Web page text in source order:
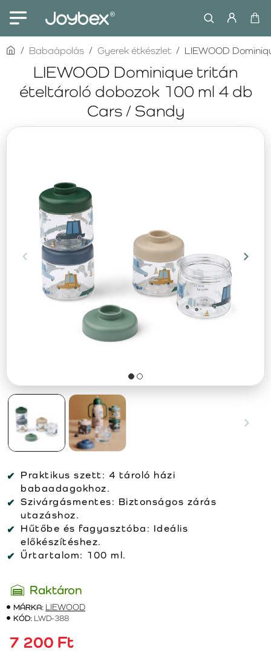
LIEWOOD Dominique tritán
ételtároló dobozok 100 ml 4 db
Cars / Sandy
homeBabaápolás Gyerek étkészlet LIEWOOD
Praktikus szett: 4 tároló házi
babaadagokhoz.
Szivárgásmentes: Biztonságos zárás
utazáshoz.
Hűtőbe és fagyasztóba: Ideális
előkészítéshez.
Űrtartalom: 100 ml.
Raktáron
MÁRKA: LIEWOOD
KÓD: LWD-388
7 200 Ft